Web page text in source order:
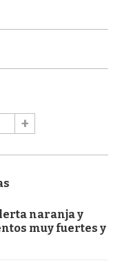
naranja y
muy fuertes y